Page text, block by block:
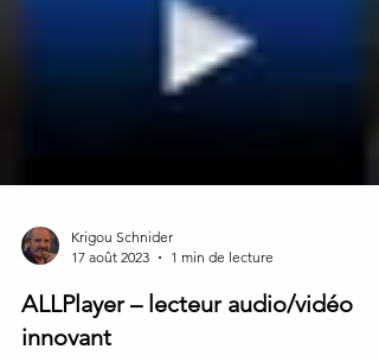
17 août 2023
1 min de lecture
ALLPlayer – lecteur audio/vidéo